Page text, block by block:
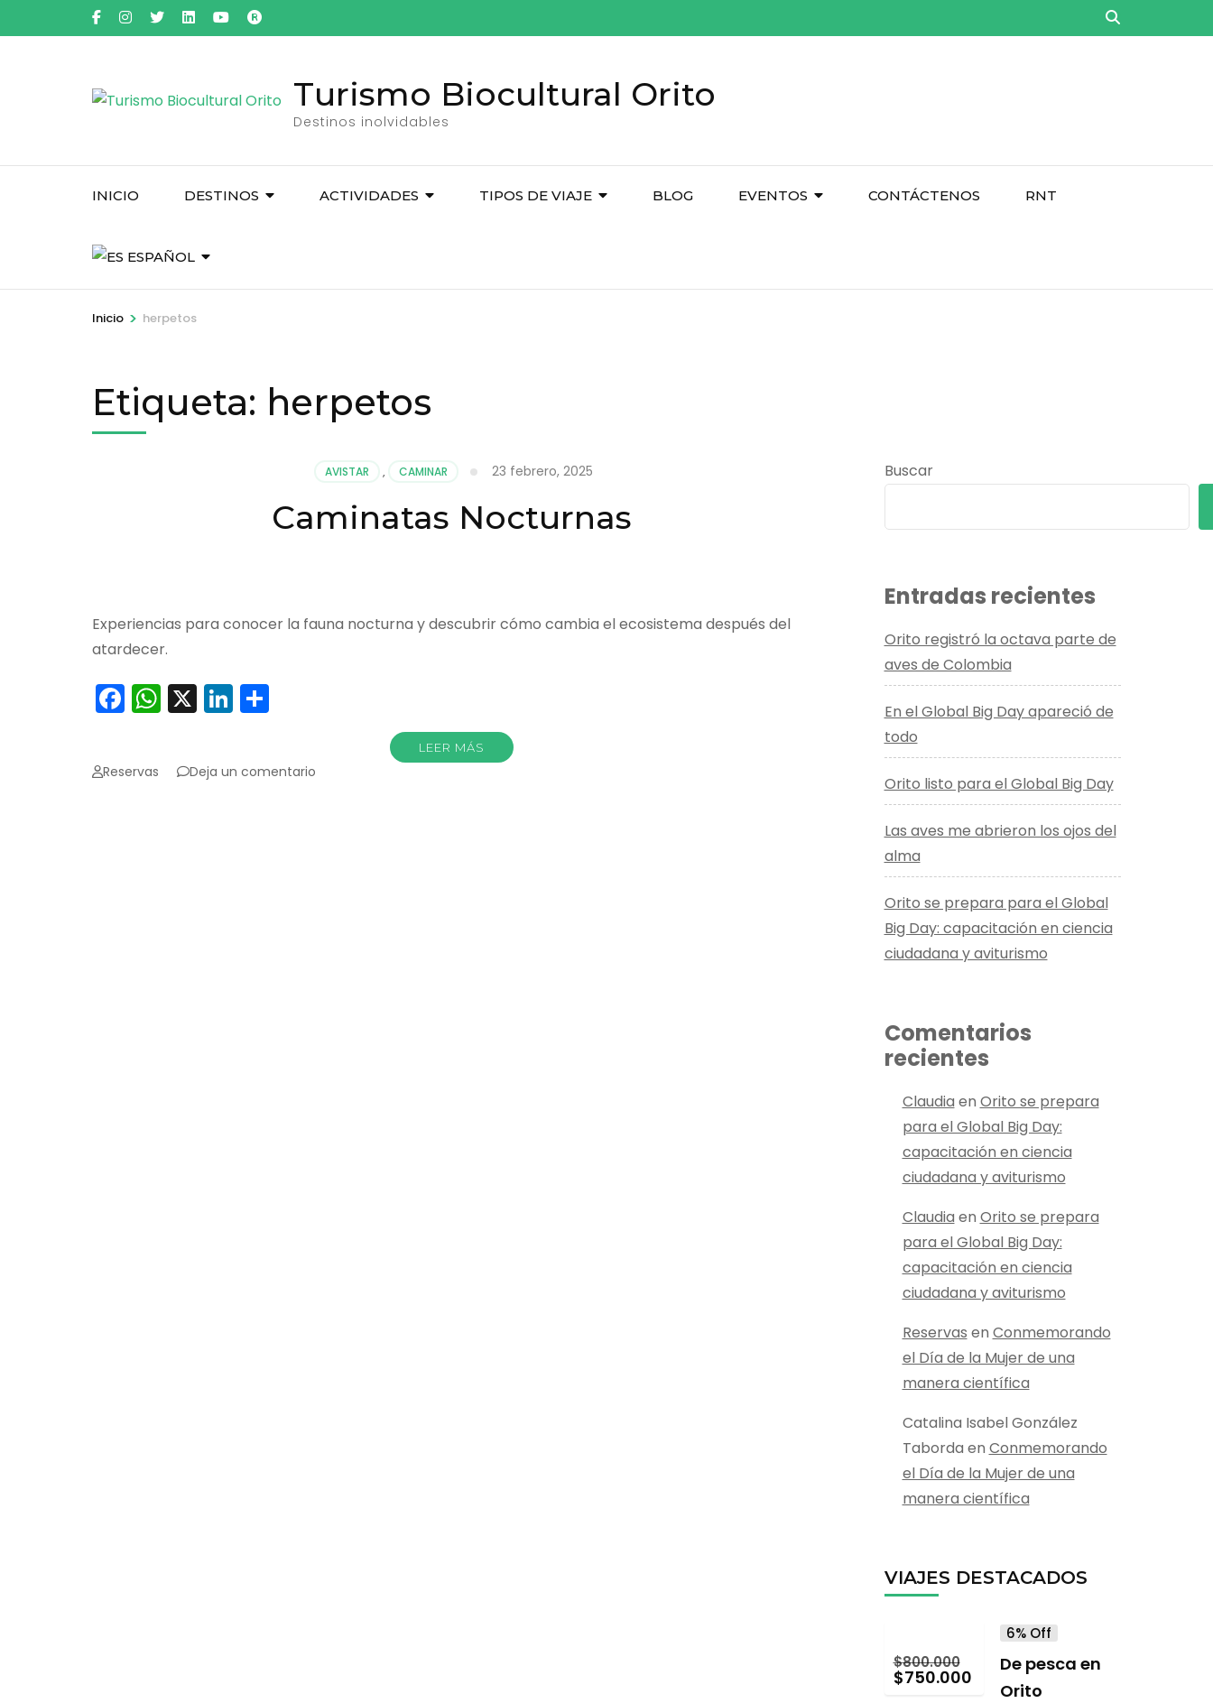
al
Intro)
Turismo Biocultural Orito
Destinos inolvidables
INICIO DESTINOS ACTIVIDADES TIPOS DE VIAJE BLOG EVENTOS CONTÁCTENOS RNT
ESPAÑOL
Inicio > herpetos
Etiqueta: herpetos
AVISTAR , CAMINAR 23 febrero, 2025
Caminatas Nocturnas
Experiencias para conocer la fauna nocturna y descubrir cómo cambia el ecosistema después del
atardecer.
Facebook
WhatsApp
X LinkedIn
LEER MÁS
Reservas Deja un comentario
Buscar
Entradas recientes
Orito registró la octava parte de
aves de Colombia
En el Global Big Day apareció de
todo
Orito listo para el Global Big Day
Las aves me abrieron los ojos del
alma
Orito se prepara para el Global
Big Day: capacitación en ciencia
ciudadana y aviturismo
Comentarios
recientes
Claudia en Orito se prepara
para el Global Big Day:
capacitación en ciencia
ciudadana y aviturismo
Claudia en Orito se prepara
para el Global Big Day:
capacitación en ciencia
ciudadana y aviturismo
Reservas en Conmemorando
el Día de la Mujer de una
manera científica
Catalina Isabel González
Taborda en Conmemorando
el Día de la Mujer de una
manera científica
VIAJES DESTACADOS
$800.000
$750.000
6% Off
De pesca en
Orito